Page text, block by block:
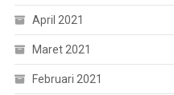
April 2021
Maret 2021
Februari 2021